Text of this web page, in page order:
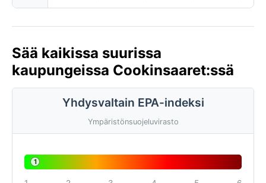
Sää kaikissa suurissa
kaupungeissa Cookinsaaret:ssä
Yhdysvaltain EPA-indeksi
Ympäristönsuojeluvirasto
1